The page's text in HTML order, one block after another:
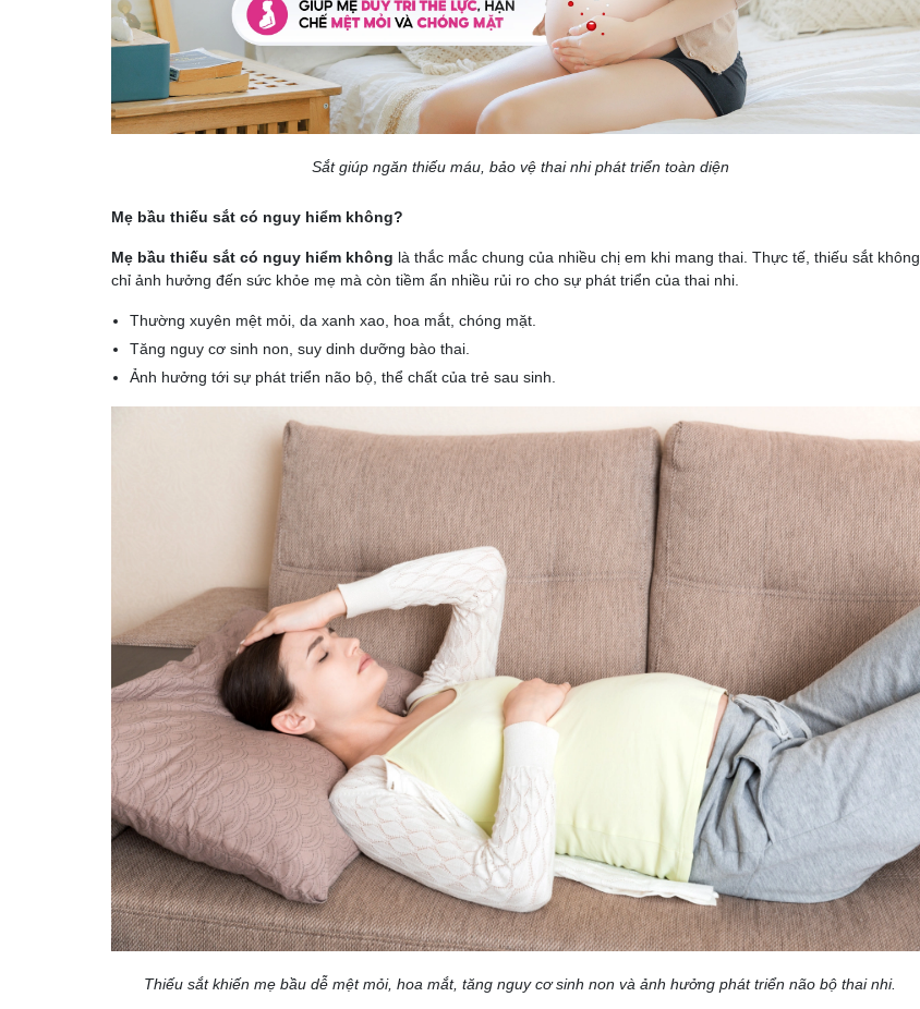
Sắt giúp ngăn thiếu máu, bảo vệ thai nhi phát triển toàn diện
Mẹ bầu thiếu sắt có nguy hiểm không?
Mẹ bầu thiếu sắt có nguy hiểm không là thắc mắc chung của nhiều chị em khi mang thai. Thực tế, thiếu sắt không
chỉ ảnh hưởng đến sức khỏe mẹ mà còn tiềm ẩn nhiều rủi ro cho sự phát triển của thai nhi.
Thường xuyên mệt mỏi, da xanh xao, hoa mắt, chóng mặt.
Tăng nguy cơ sinh non, suy dinh dưỡng bào thai.
Ảnh hưởng tới sự phát triển não bộ, thể chất của trẻ sau sinh.
Thiếu sắt khiến mẹ bầu dễ mệt mỏi, hoa mắt, tăng nguy cơ sinh non và ảnh hưởng phát triển não bộ thai nhi.